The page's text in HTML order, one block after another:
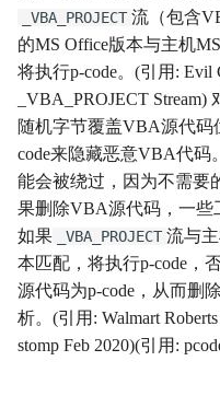
发现
执行
数据外传
影响
初始访问
横向移动
持久性
_VBA_PROJECT 流（包含
的MS Office版本与主机
将执行p-code。(引用: Evil
_VBA_PROJECT
随机字节覆盖VBA源代码
code来隐藏恶意VBA代
能会被绕过，因为不需要
果删除VBA源代码，一些
如果
_VBA_PROJECT 流与
本匹配，将执行p-code，
源代码为p-code，从而删
析。(引用: Walmart
stomp Feb 2020)(引用: